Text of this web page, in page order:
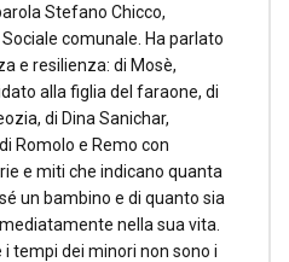
Stefano Chicco,
comunale. Ha parlato
e resilienza: di Mosè,
alla figlia del faraone, di
di Dina Sanichar,
Romolo e Remo con
e miti che indicano quanta
un bambino e di quanto sia
nella sua vita.
tempi dei minori non sono i